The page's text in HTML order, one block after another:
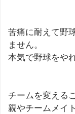
苦痛に耐えて野
ません。
本気で野球をや
チームを変える
親やチームメイ